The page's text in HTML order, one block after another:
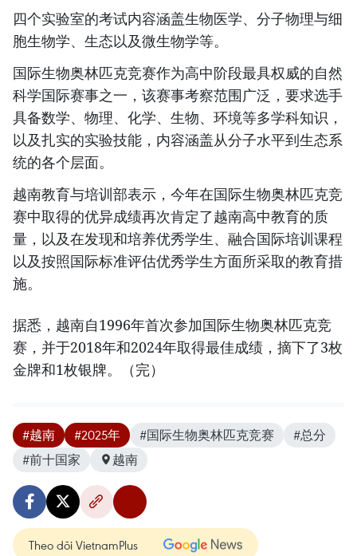
四个实验室的考试内容涵盖生物医学、分子物理与细
胞生物学、生态以及微生物学等。
国际生物奥林匹克竞赛作为高中阶段最具权威的自然
科学国际赛事之一，该赛事考察范围广泛，要求选手
具备数学、物理、化学、生物、环境等多学科知识，
以及扎实的实验技能，内容涵盖从分子水平到生态系
统的各个层面。
越南教育与培训部表示，今年在国际生物奥林匹克竞
赛中取得的优异成绩再次肯定了越南高中教育的质
量，以及在发现和培养优秀学生、融合国际培训课程
以及按照国际标准评估优秀学生方面所采取的教育措
施。
据悉，越南自1996年首次参加国际生物奥林匹克竞
赛，并于2018年和2024年取得最佳成绩，摘下了3枚
金牌和1枚银牌。（完）
#越南 #2025年 #国际生物奥林匹克竞赛
#总分
#前十国家
越南
Theo dõi VietnamPlus